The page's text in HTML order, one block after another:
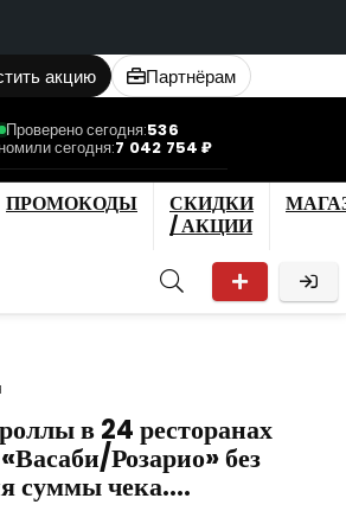
акцию Партнёрам
Проверено сегодня:536
сегодня:7 042 754 ₽
ПРОМОКОДЫ
СКИДКИ
/ АКЦИИ
в 24 ресторанах
Розарио» без
суммы чека.…